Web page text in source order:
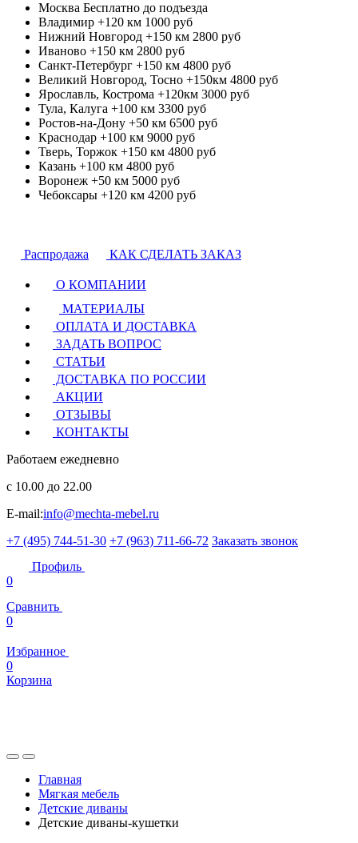
Москва Бесплатно до подъезда
Владимир +120 км 1000 руб
Нижний Новгород +150 км 2800 руб
Иваново +150 км 2800 руб
Санкт-Петербург +150 км 4800 руб
Великий Новгород, Тосно +150км 4800 руб
Ярославль, Кострома +120км 3000 руб
Тула, Калуга +100 км 3300 руб
Ростов-на-Дону +50 км 6500 руб
Краснодар +100 км 9000 руб
Тверь, Торжок +150 км 4800 руб
Казань +100 км 4800 руб
Воронеж +50 км 5000 руб
Чебоксары +120 км 4200 руб
Распродажа КАК СДЕЛАТЬ ЗАКАЗ
О КОМПАНИИ
МАТЕРИАЛЫ
ОПЛАТА И ДОСТАВКА
ЗАДАТЬ ВОПРОС
СТАТЬИ
ДОСТАВКА ПО РОССИИ
АКЦИИ
ОТЗЫВЫ
КОНТАКТЫ
Работаем ежедневно
с 10.00 до 22.00
E-mail:info@mechta-mebel.ru
+7 (495) 744-51-30 +7 (963) 711-66-72 Заказать звонок
Профиль
0
Сравнить
0
Избранное
0
Корзина
Главная
Мягкая мебель
Детские диваны
Детские диваны-кушетки